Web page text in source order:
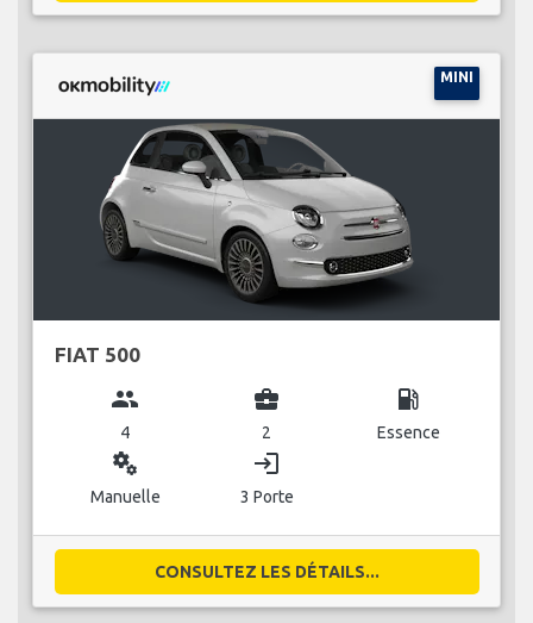
MINI
FIAT 500
group
4
business_center
2
local_gas_station
Essence
miscellaneous_services
Manuelle
login
3 Porte
CONSULTEZ LES DÉTAILS...